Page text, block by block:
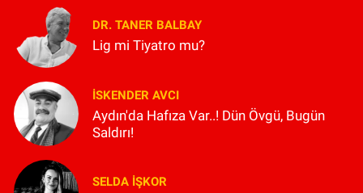
DR. TANER BALBAY
Lig mi Tiyatro mu?
İSKENDER AVCI
Aydın'da Hafıza Var..! Dün Övgü, Bugün
Saldırı!
SELDA İŞKOR